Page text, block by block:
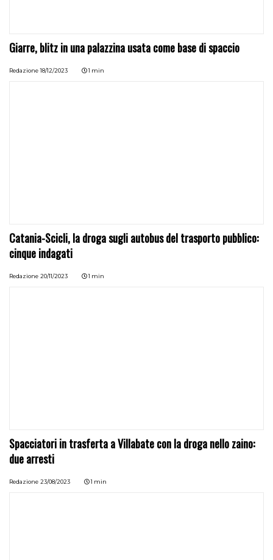
Giarre, blitz in una palazzina usata come base di spaccio
Redazione 18/12/2023 1 min
Catania-Scicli, la droga sugli autobus del trasporto pubblico:
cinque indagati
Redazione 20/11/2023 1 min
Spacciatori in trasferta a Villabate con la droga nello zaino:
due arresti
Redazione 23/08/2023 1 min